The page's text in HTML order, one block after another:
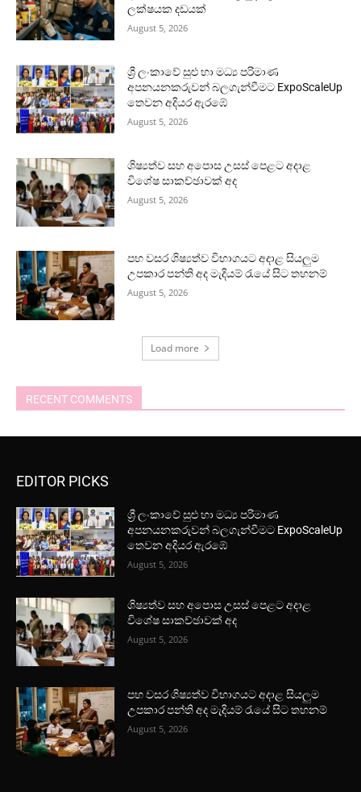
ලක්ෂයක දඩයක්
August 5, 2026
ශ්‍රී ලංකාවේ සුළු හා මධ්‍ය පරිමාණ
අපනයනකරුවන් බලගැන්වීමට ExpoScaleUp
තෙවන අදියර ඇරඹේ
August 5, 2026
ශිෂ්‍යත්ව සහ අපොස උසස් පෙළට අදාළ
විශේෂ සාකච්ඡාවක් අද
August 5, 2026
පහ වසර ශිෂ්‍යත්ව විභාගයට අදාළ සියලුම
උපකාර පන්ති අද මැදියම් රැයේ සිට තහනම්
August 5, 2026
Load more
RECENT COMMENTS
EDITOR PICKS
ශ්‍රී ලංකාවේ සුළු හා මධ්‍ය පරිමාණ
අපනයනකරුවන් බලගැන්වීමට ExpoScaleUp
තෙවන අදියර ඇරඹේ
August 5, 2026
ශිෂ්‍යත්ව සහ අපොස උසස් පෙළට අදාළ
විශේෂ සාකච්ඡාවක් අද
August 5, 2026
පහ වසර ශිෂ්‍යත්ව විභාගයට අදාළ සියලුම
උපකාර පන්ති අද මැදියම් රැයේ සිට තහනම්
August 5, 2026